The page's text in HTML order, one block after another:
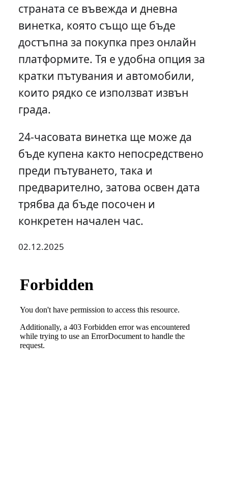
страната се въвежда и дневна
винетка, която също ще бъде
достъпна за покупка през онлайн
платформите. Тя е удобна опция за
кратки пътувания и автомобили,
които рядко се използват извън
града.
24-часовата винетка ще може да
бъде купена както непосредствено
преди пътуването, така и
предварително, затова освен дата
трябва да бъде посочен и
конкретен начален час.
02.12.2025